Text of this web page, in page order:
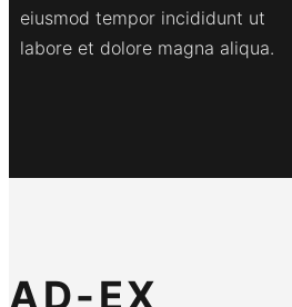
eiusmod tempor incididunt ut
labore et dolore magna aliqua.
AD-EX